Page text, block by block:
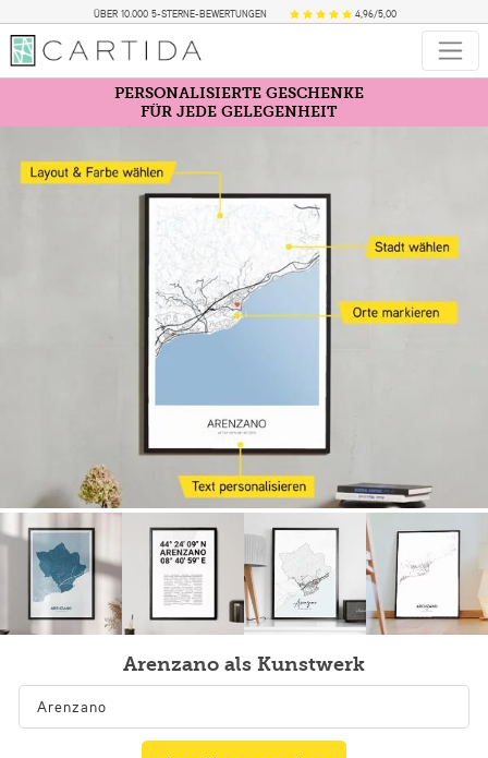
ÜBER 10.000 5-STERNE-BEWERTUNGEN 4,96/5,00
PERSONALISIERTE GESCHENKE
FÜR JEDE GELEGENHEIT
Arenzano als Kunstwerk